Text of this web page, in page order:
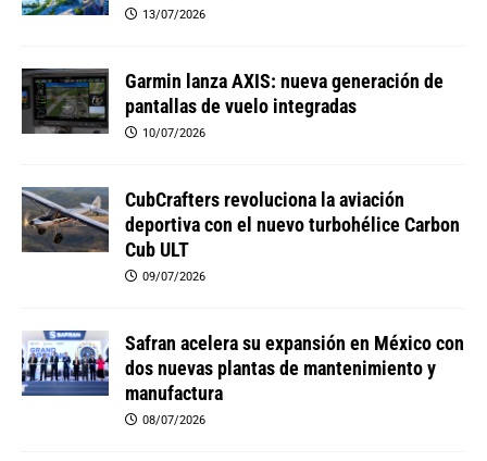
13/07/2026
Garmin lanza AXIS: nueva generación de
pantallas de vuelo integradas
10/07/2026
CubCrafters revoluciona la aviación
deportiva con el nuevo turbohélice Carbon
Cub ULT
09/07/2026
Safran acelera su expansión en México con
dos nuevas plantas de mantenimiento y
manufactura
08/07/2026